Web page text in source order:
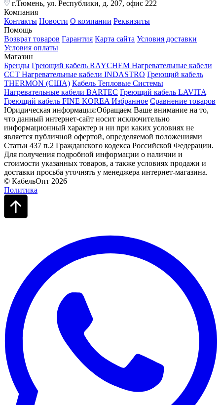
г.Тюмень, ул. Республики, д. 207, офис 222
Компания
Контакты Новости О компании Реквизиты
Помощь
Возврат товаров Гарантия Карта сайта Условия доставки
Условия оплаты
Магазин
Бренды Греющий кабель RAYCHEM Нагревательные кабели
ССТ Нагревательные кабели INDASTRO Греющий кабель
THERMON (США) Кабель Тепловые Системы
Нагревательные кабели BARTEC Греющий кабель LAVITA
Греющий кабель FINE KOREA Избранное Сравнение товаров
Юридическая информация:Обращаем Ваше внимание на то,
что данный интернет-сайт носит исключительно
информационный характер и ни при каких условиях не
является публичной офертой, определяемой положениями
Статьи 437 п.2 Гражданского кодекса Российской Федерации.
Для получения подробной информации о наличии и
стоимости указанных товаров, а также условиях продажи и
доставки просьба уточнять у менеджера интернет-магазина.
© КабельОпт 2026
Политика